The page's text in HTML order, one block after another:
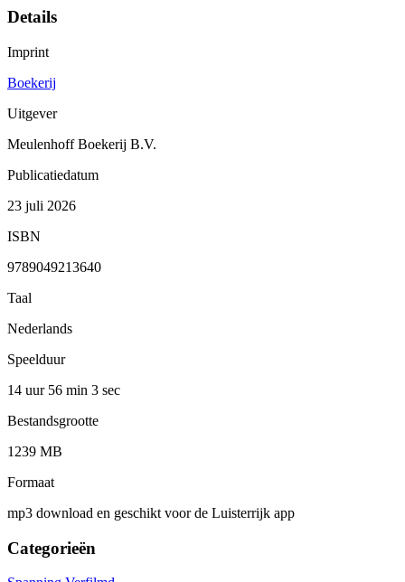
Details
Imprint
Boekerij
Uitgever
Meulenhoff Boekerij B.V.
Publicatiedatum
23 juli 2026
ISBN
9789049213640
Taal
Nederlands
Speelduur
14 uur 56 min 3 sec
Bestandsgrootte
1239 MB
Formaat
mp3 download en geschikt voor de Luisterrijk app
Categorieën